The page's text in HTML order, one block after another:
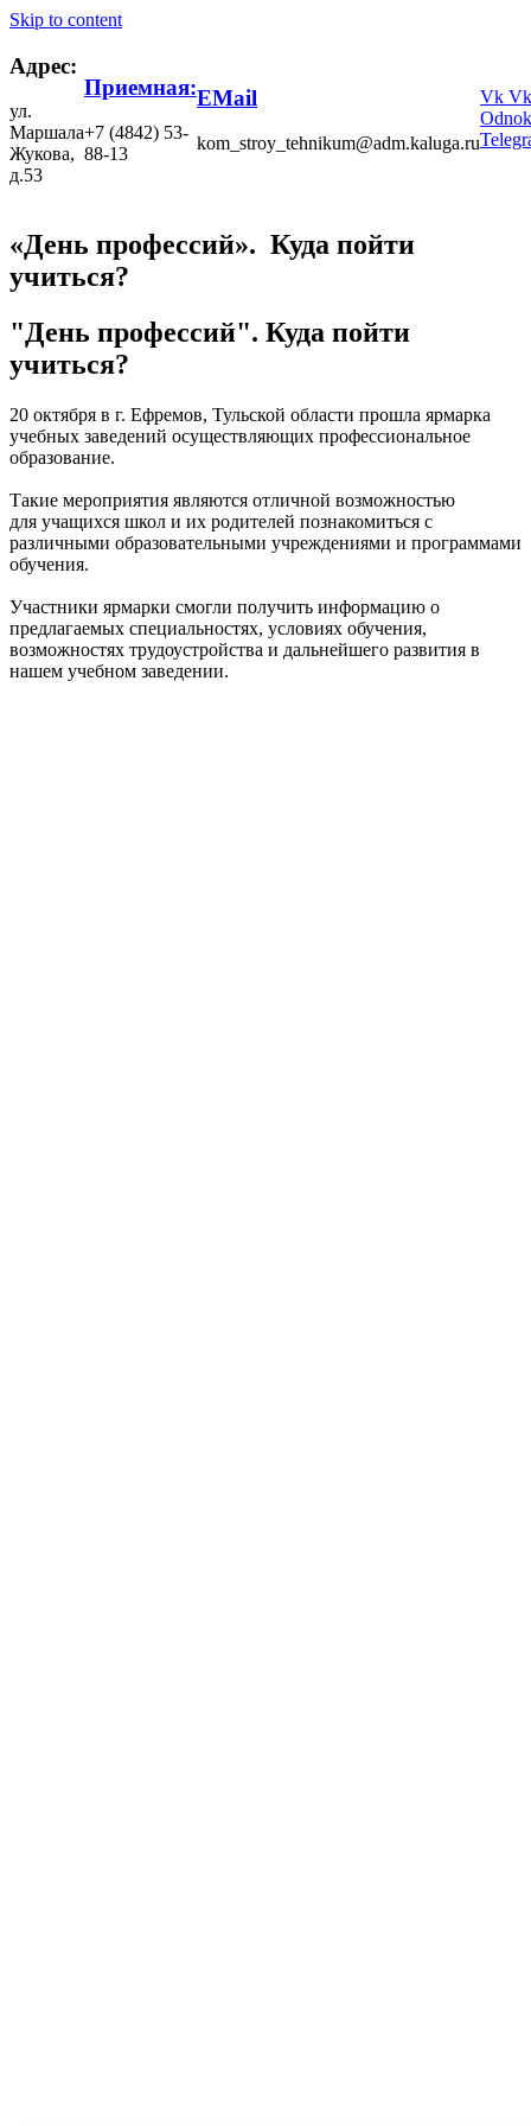
Skip to content
Адрес:
ул.
Маршала
Жукова,
д.53
Приемная:
+7 (4842) 53-
88-13
EMail
kom_stroy_tehnikum@adm.kaluga.ru
Vk Vk
«День профессий». Куда пойти
учиться?
"День профессий". Куда пойти
учиться?
20 октября в г. Ефремов, Тульской области прошла ярмарка
учебных заведений осуществляющих профессиональное
образование.
Такие мероприятия являются отличной возможностью
для учащихся школ и их родителей познакомиться с
различными образовательными учреждениями и программами
обучения.
Участники ярмарки смогли получить информацию о
предлагаемых специальностях, условиях обучения,
возможностях трудоустройства и дальнейшего развития в
нашем учебном заведении.